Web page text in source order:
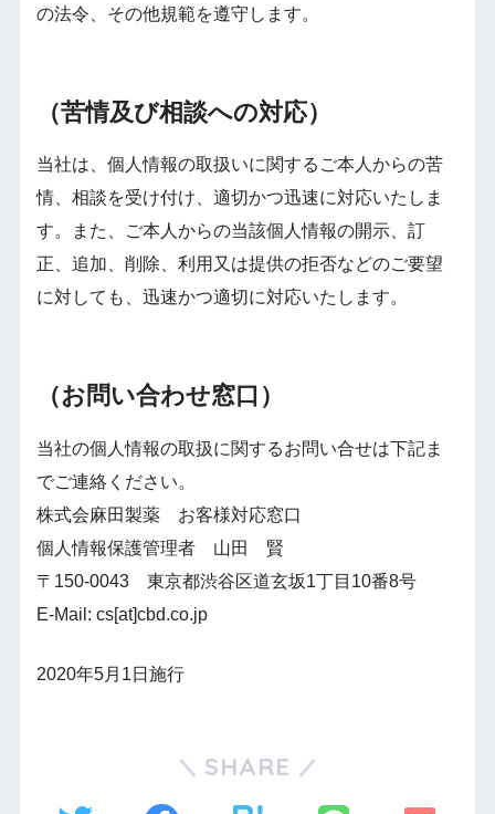
の法令、その他規範を遵守します。
（苦情及び相談への対応）
当社は、個人情報の取扱いに関するご本人からの苦
情、相談を受け付け、適切かつ迅速に対応いたしま
す。また、ご本人からの当該個人情報の開示、訂
正、追加、削除、利用又は提供の拒否などのご要望
に対しても、迅速かつ適切に対応いたします。
（お問い合わせ窓口）
当社の個人情報の取扱に関するお問い合せは下記ま
でご連絡ください。
株式会麻田製薬 お客様対応窓口
個人情報保護管理者 山田 賢
〒150-0043 東京都渋谷区道玄坂1丁目10番8号
E-Mail: cs[at]cbd.co.jp
2020年5月1日施行
SHARE